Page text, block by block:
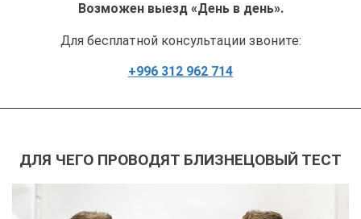
Возможен выезд «День в день».
Для бесплатной консультации звоните:
+996 312 962 714
ДЛЯ ЧЕГО ПРОВОДЯТ БЛИЗНЕЦОВЫЙ ТЕСТ